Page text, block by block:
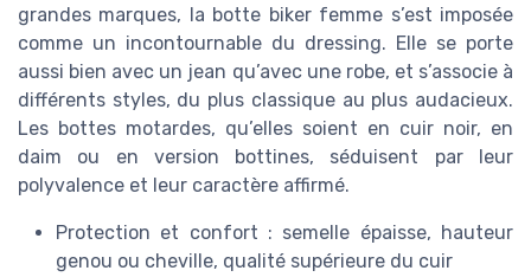
grandes marques, la botte biker femme s’est imposée
comme un incontournable du dressing. Elle se porte
aussi bien avec un jean qu’avec une robe, et s’associe à
différents styles, du plus classique au plus audacieux.
Les bottes motardes, qu’elles soient en cuir noir, en
daim ou en version bottines, séduisent par leur
polyvalence et leur caractère affirmé.
Protection et confort : semelle épaisse, hauteur
genou ou cheville, qualité supérieure du cuir